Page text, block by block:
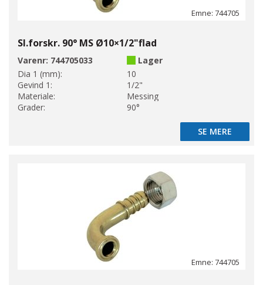
Emne: 744705
Sl.forskr. 90° MS Ø10×1/2"flad
Varenr: 744705033
Lager
Dia 1 (mm):
10
Gevind 1:
1/2"
Materiale:
Messing
Grader:
90°
SE MERE
SE MERE
Emne: 744705